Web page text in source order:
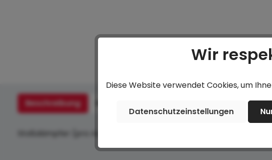
Beschreibung
Wir
Diese Website verwendet Cookies, um
Datenschutzeinstellungen